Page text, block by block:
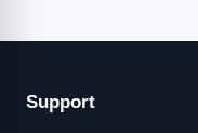
Support